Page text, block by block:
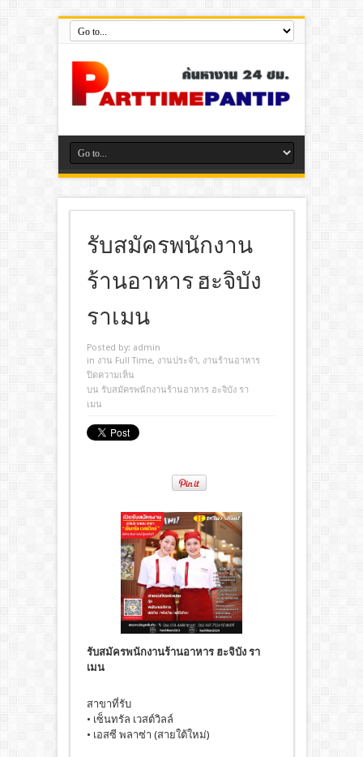
รับสมัครพนักงาน
ร้านอาหาร ฮะจิบัง
ราเมน
Posted by: admin
in งาน Full Time, งานประจํา, งานร้านอาหาร
ปิดความเห็น
บน รับสมัครพนักงานร้านอาหาร ฮะจิบัง รา
เมน
รับสมัครพนักงานร้านอาหาร ฮะจิบัง รา
เมน
สาขาที่รับ
• เซ็นทรัล เวสต์วิลล์
• เอสซี พลาซ่า (สายใต้ใหม่)